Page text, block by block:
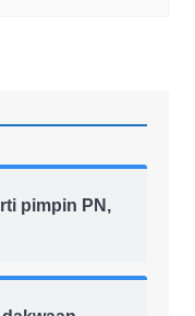
pimpin PN,